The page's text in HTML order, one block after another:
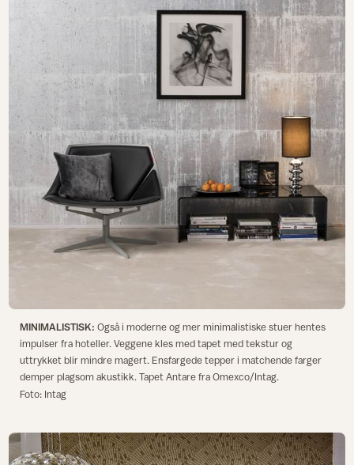
MINIMALISTISK: Også i moderne og mer minimalistiske stuer hentes
impulser fra hoteller. Veggene kles med tapet med tekstur og
uttrykket blir mindre magert. Ensfargede tepper i matchende farger
demper plagsom akustikk. Tapet Antare fra Omexco/Intag.
Foto: Intag